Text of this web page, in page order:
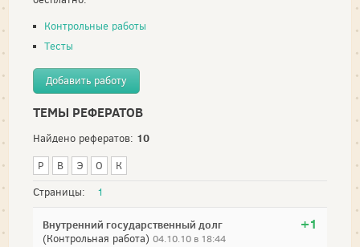
Контрольные работы
Тесты
Добавить работу
ТЕМЫ РЕФЕРАТОВ
Найдено рефератов: 10
Р В Э О
К
Страницы:
1
+1
Внутренний государственный долг
(Контрольная работа) 04.10.10 в 18:44